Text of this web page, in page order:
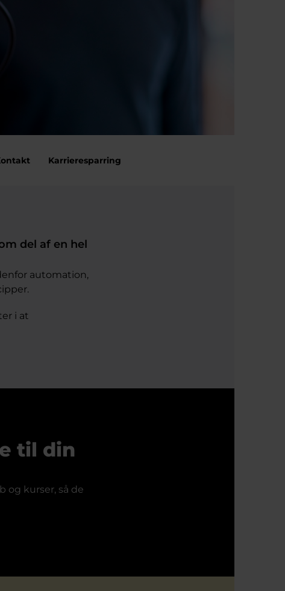
Karrieresparring
del af en hel
automation,
i at
til din
og kurser, så de